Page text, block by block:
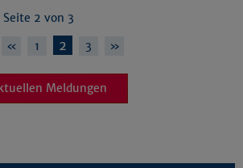
Seite 2 von 3
«
1 2 3 »
Meldungen